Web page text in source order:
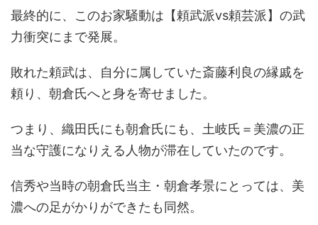
最終的に、このお家騒動は【頼武派vs頼芸派】の武
力衝突にまで発展。
敗れた頼武は、自分に属していた斎藤利良の縁戚を
頼り、朝倉氏へと身を寄せました。
つまり、織田氏にも朝倉氏にも、土岐氏＝美濃の正
当な守護になりえる人物が滞在していたのです。
信秀や当時の朝倉氏当主・朝倉孝景にとっては、美
濃への足がかりができたも同然。